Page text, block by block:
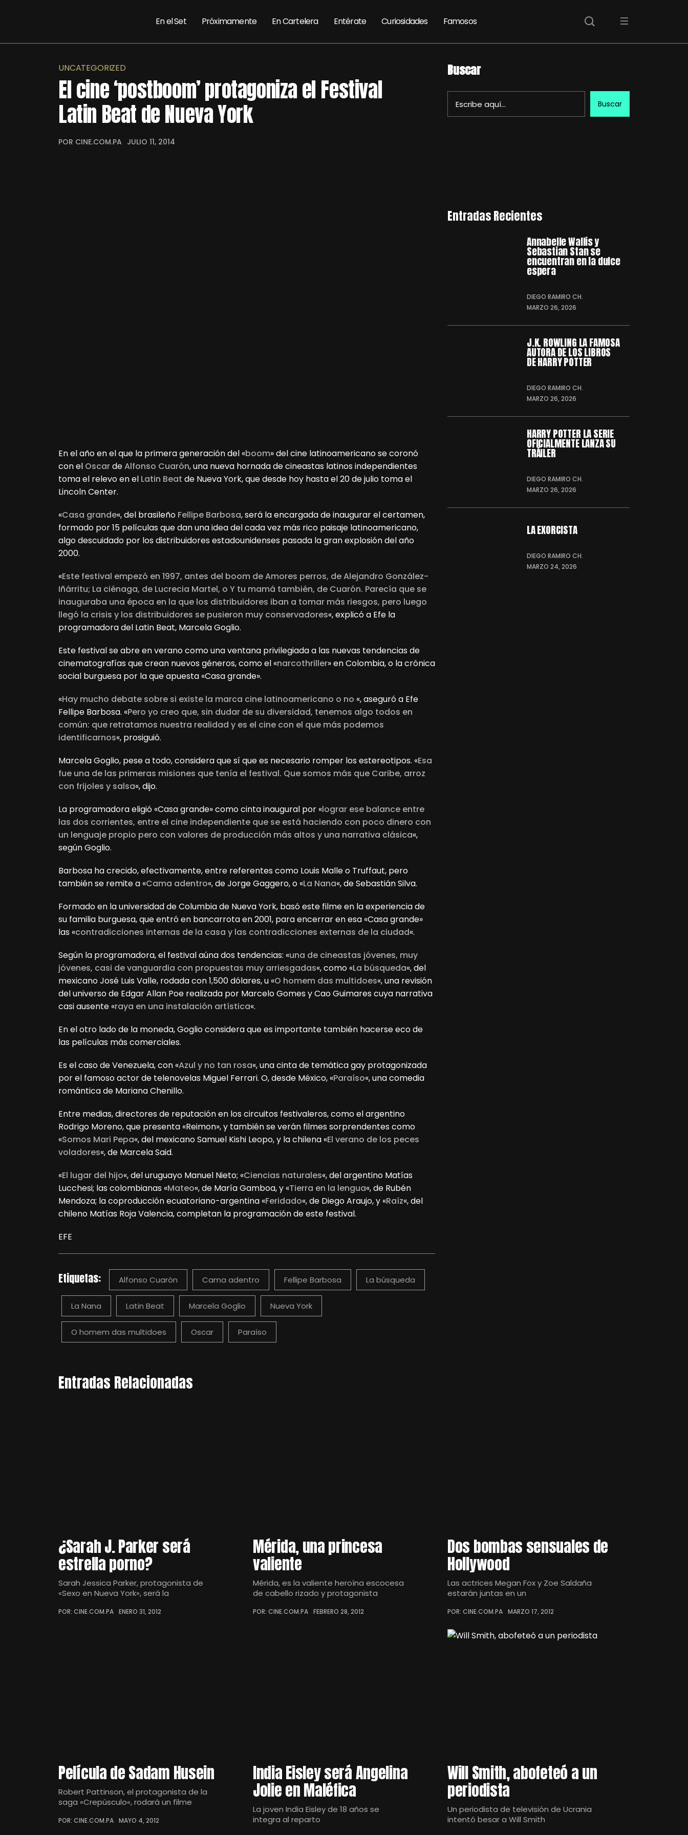
En el Set Próximamente En Cartelera Entérate Curiosidades Famosos
UNCATEGORIZED
El cine ‘postboom’ protagoniza el Festival
Latin Beat de Nueva York
POR CINE.COM.PA JULIO 11, 2014
En el año en el que la primera generación del «boom» del cine latinoamericano se coronó
con el OscardeAlfonso Cuarón, una nueva hornada de cineastas latinos independientes
toma el relevo en el Latin Beat de Nueva York, que desde hoy hasta el 20 de julio toma el
Lincoln Center.
«Casa grande«, del brasileño Fellipe Barbosa, será la encargada de inaugurar el certamen,
formado por 15 películas que dan una idea del cada vez más rico paisaje latinoamericano,
algo descuidado por los distribuidores estadounidenses pasada la gran explosión del año
2000.
«Este festival empezó en 1997, antes del boom de Amores perros, de Alejandro González-
Iñárritu; La ciénaga, de Lucrecia Martel, o Y tu mamá también, de Cuarón. Parecía que se
inauguraba una época en la que los distribuidores iban a tomar más riesgos, pero luego
llegó la crisis y los distribuidores se pusieron muy conservadores«, explicó a Efe la
programadora del Latin Beat, Marcela Goglio.
Este festival se abre en verano como una ventana privilegiada a las nuevas tendencias de
cinematografías que crean nuevos géneros, como el «narcothriller» en Colombia, o la crónica
social burguesa por la que apuesta «Casa grande».
«Hay mucho debate sobre si existe la marca cine latinoamericano o no «, aseguró a Efe
Fellipe Barbosa. «Pero yo creo que, sin dudar de su diversidad, tenemos algo todos en
común: que retratamos nuestra realidad y es el cine con el que más podemos
identificarnos«, prosiguió.
Marcela Goglio, pese a todo, considera que sí que es necesario romper los estereotipos. «Esa
fue una de las primeras misiones que tenía el festival. Que somos más que Caribe, arroz
con frijoles y salsa«, dijo.
La programadora eligió «Casa grande» como cinta inaugural por «lograr ese balance entre
las dos corrientes, entre el cine independiente que se está haciendo con poco dinero con
un lenguaje propio pero con valores de producción más altos y una narrativa clásica«,
según Goglio.
Barbosa ha crecido, efectivamente, entre referentes como Louis Malle o Truffaut, pero
también se remite a «Cama adentro«, de Jorge Gaggero, o «La Nana«, de Sebastián Silva.
Formado en la universidad de Columbia de Nueva York, basó este filme en la experiencia de
su familia burguesa, que entró en bancarrota en 2001, para encerrar en esa «Casa grande»
las «contradicciones internas de la casa y las contradicciones externas de la ciudad«.
Según la programadora, el festival aúna dos tendencias: «una de cineastas jóvenes, muy
jóvenes, casi de vanguardia con propuestas muy arriesgadas«, como «La búsqueda«, del
mexicano José Luis Valle, rodada con 1,500 dólares, u «O homem das multidoes«, una revisión
del universo de Edgar Allan Poe realizada por Marcelo Gomes y Cao Guimares cuya narrativa
casi ausente «raya en una instalación artística«.
En el otro lado de la moneda, Goglio considera que es importante también hacerse eco de
las películas más comerciales.
Es el caso de Venezuela, con «Azul y no tan rosa«, una cinta de temática gay protagonizada
por el famoso actor de telenovelas Miguel Ferrari. O, desde México, «Paraíso«, una comedia
romántica de Mariana Chenillo.
Entre medias, directores de reputación en los circuitos festivaleros, como el argentino
Rodrigo Moreno, que presenta «Reimon», y también se verán filmes sorprendentes como
«Somos Mari Pepa«, del mexicano Samuel Kishi Leopo, y la chilena «El verano de los peces
voladores«, de Marcela Said.
«El lugar del hijo«, del uruguayo Manuel Nieto; «Ciencias naturales«, del argentino Matías
Lucchesi; las colombianas «Mateo«, de María Gamboa, y «Tierra en la lengua«, de Rubén
Mendoza; la coproducción ecuatoriano-argentina «Feridado«, de Diego Araujo, y «Raíz«, del
chileno Matías Roja Valencia, completan la programación de este festival.
EFE
Etiquetas: Alfonso Cuarón Cama adentro Fellipe Barbosa La búsqueda
La Nana Latin Beat Marcela Goglio Nueva York
O homem das multidoes Oscar Paraíso
Buscar
Buscar
Entradas Recientes
Annabelle Wallis y
Sebastian Stan se
encuentran en la dulce
espera
DIEGO RAMIRO CH.
MARZO 26, 2026
J.K. ROWLING LA FAMOSA
AUTORA DE LOS LIBROS
DE HARRY POTTER
DIEGO RAMIRO CH.
MARZO 26, 2026
HARRY POTTER LA SERIE
OFICIALMENTE LANZA SU
TRÁILER
DIEGO RAMIRO CH.
MARZO 26, 2026
LA EXORCISTA
DIEGO RAMIRO CH.
MARZO 24, 2026
Entradas Relacionadas
¿Sarah J. Parker será
estrella porno?
Sarah Jessica Parker, protagonista de
«Sexo en Nueva York», será la
POR: CINE.COM.PA ENERO 31, 2012
Mérida, una princesa
valiente
Mérida, es la valiente heroína escocesa
de cabello rizado y protagonista
POR: CINE.COM.PA FEBRERO 28, 2012
Dos bombas sensuales de
Hollywood
Las actrices Megan Fox y Zoe Saldaña
estarán juntas en un
POR: CINE.COM.PA MARZO 17, 2012
Película de Sadam Husein
Robert Pattinson, el protagonista de la
saga «Crepúsculo«, rodará un filme
POR: CINE.COM.PA MAYO 4, 2012
India Eisley será Angelina
Jolie en Maléfica
La joven India Eisley de 18 años se
integra al reparto
Will Smith, abofeteó a un
periodista
Un periodista de televisión de Ucrania
intentó besar a Will Smith